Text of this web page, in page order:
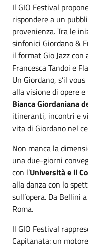
Il GIO Festival
rispondere a un
provenienza. Tra le
sinfonici Giordano &
il format Gio Jazz
Francesca Tandoi e
Un Giordano, s’il
alla visione di opere
Bianca Giordaniana
itineranti, incontri e
vita di Giordano nel
Non manca la
una due-giorni
con l’Università e il
alla danza con lo
sull’opera. Da Bellini
Roma.
Il GIO Festival
Capitanata: un